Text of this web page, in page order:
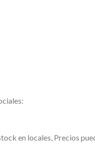
en locales, Precios